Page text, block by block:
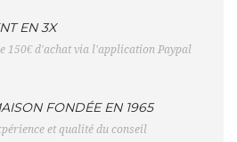
EN 3X
150€ d'achat via l'application Paypal
FONDÉE EN 1965
et qualité du conseil